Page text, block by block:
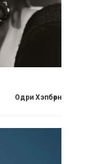
Одри Хэпбөрн